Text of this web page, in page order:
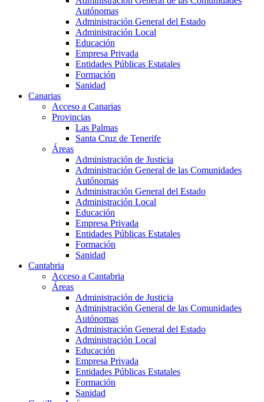
Autónomas
Administración General del Estado
Administración Local
Educación
Empresa Privada
Entidades Públicas Estatales
Formación
Sanidad
Canarias
Acceso a Canarias
Provincias
Las Palmas
Santa Cruz de Tenerife
Áreas
Administración de Justicia
Administración General de las Comunidades
Autónomas
Administración General del Estado
Administración Local
Educación
Empresa Privada
Entidades Públicas Estatales
Formación
Sanidad
Cantabria
Acceso a Cantabria
Áreas
Administración de Justicia
Administración General de las Comunidades
Autónomas
Administración General del Estado
Administración Local
Educación
Empresa Privada
Entidades Públicas Estatales
Formación
Sanidad